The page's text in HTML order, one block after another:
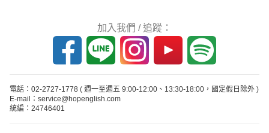
加入我們 / 追蹤：
電話：02-2727-1778 ( 週一至週五 9:00-12:00、13:30-18:00，國定假日除外 )
E-mail：service@hopenglish.com
統編：24746401